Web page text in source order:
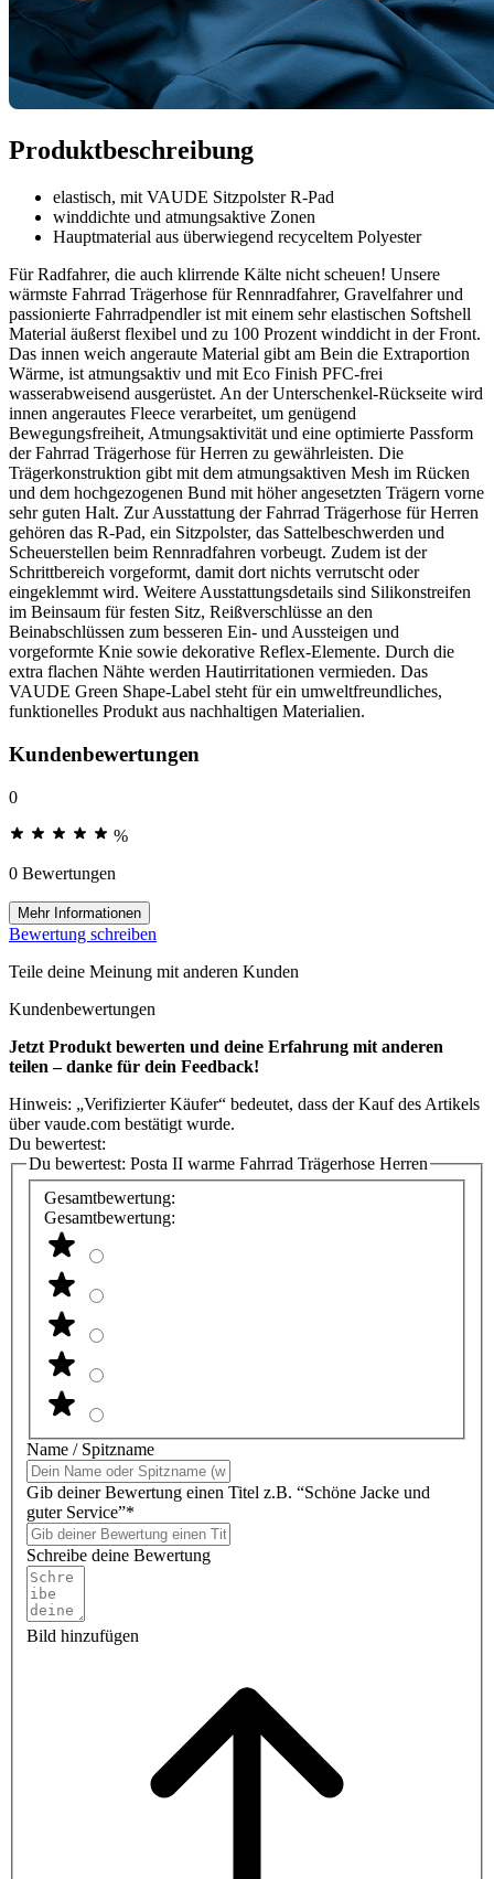
Produktbeschreibung
elastisch, mit VAUDE Sitzpolster R-Pad
winddichte und atmungsaktive Zonen
Hauptmaterial aus überwiegend recyceltem Polyester
Für Radfahrer, die auch klirrende Kälte nicht scheuen! Unsere
wärmste Fahrrad Trägerhose für Rennradfahrer, Gravelfahrer und
passionierte Fahrradpendler ist mit einem sehr elastischen Softshell
Material äußerst flexibel und zu 100 Prozent winddicht in der Front.
Das innen weich angeraute Material gibt am Bein die Extraportion
Wärme, ist atmungsaktiv und mit Eco Finish PFC-frei
wasserabweisend ausgerüstet. An der Unterschenkel-Rückseite wird
innen angerautes Fleece verarbeitet, um genügend
Bewegungsfreiheit, Atmungsaktivität und eine optimierte Passform
der Fahrrad Trägerhose für Herren zu gewährleisten. Die
Trägerkonstruktion gibt mit dem atmungsaktiven Mesh im Rücken
und dem hochgezogenen Bund mit höher angesetzten Trägern vorne
sehr guten Halt. Zur Ausstattung der Fahrrad Trägerhose für Herren
gehören das R-Pad, ein Sitzpolster, das Sattelbeschwerden und
Scheuerstellen beim Rennradfahren vorbeugt. Zudem ist der
Schrittbereich vorgeformt, damit dort nichts verrutscht oder
eingeklemmt wird. Weitere Ausstattungsdetails sind Silikonstreifen
im Beinsaum für festen Sitz, Reißverschlüsse an den
Beinabschlüssen zum besseren Ein- und Aussteigen und
vorgeformte Knie sowie dekorative Reflex-Elemente. Durch die
extra flachen Nähte werden Hautirritationen vermieden. Das
VAUDE Green Shape-Label steht für ein umweltfreundliches,
funktionelles Produkt aus nachhaltigen Materialien.
Kundenbewertungen
0
%
0 Bewertungen
Mehr Informationen
Bewertung schreiben
Teile deine Meinung mit anderen Kunden
Kundenbewertungen
Jetzt Produkt bewerten und deine Erfahrung mit anderen
teilen – danke für dein Feedback!
Hinweis: „Verifizierter Käufer“ bedeutet, dass der Kauf des Artikels
über vaude.com bestätigt wurde.
Du bewertest:
Du bewertest: Posta II warme Fahrrad Trägerhose Herren
Gesamtbewertung:
Gesamtbewertung:
Name / Spitzname
Gib deiner Bewertung einen Titel z.B. “Schöne Jacke und
guter Service”*
Schreibe deine Bewertung
Bild hinzufügen